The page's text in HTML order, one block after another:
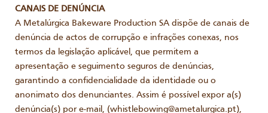
CANAIS DE DENÚNCIA
A Metalúrgica Bakeware Production SA dispõe de canais de
denúncia de actos de corrupção e infrações conexas, nos
termos da legislação aplicável, que permitem a
apresentação e seguimento seguros de denúncias,
garantindo a confidencialidade da identidade ou o
anonimato dos denunciantes. Assim é possível expor a(s)
denúncia(s) por e-mail, (whistlebowing@ametalurgica.pt),